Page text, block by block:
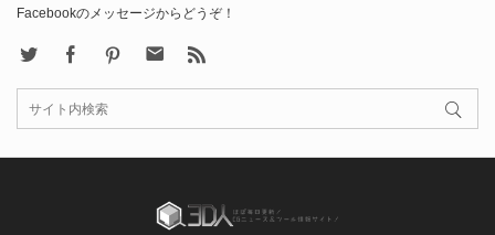
Facebookのメッセージからどうぞ！
FacebookPinterest Contact